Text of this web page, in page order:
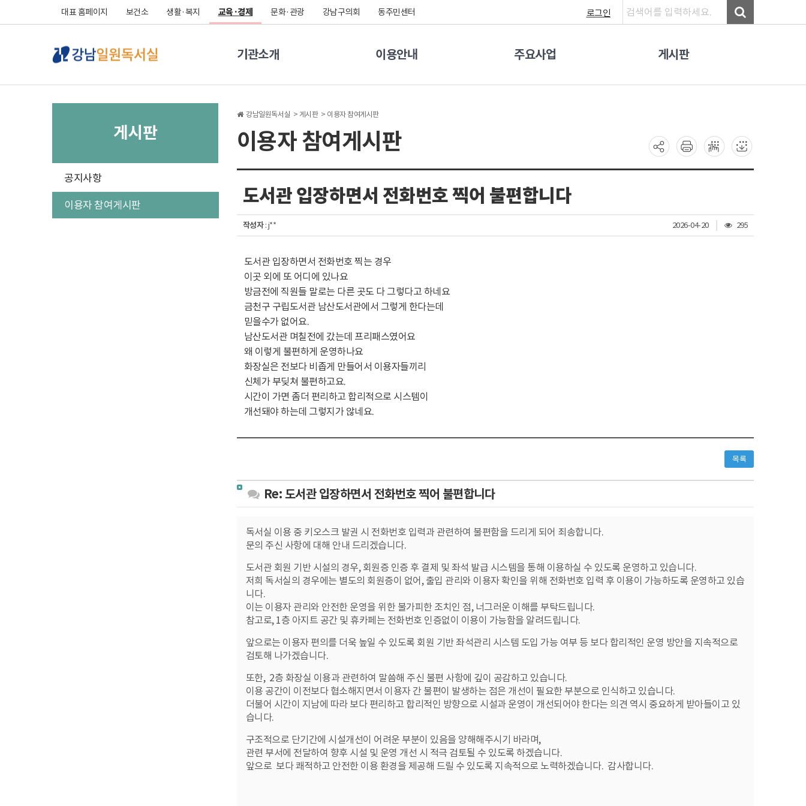
대표 홈페이지 보건소 생활·복지 교육·경제 문화·관광 강남구의회 동주민센터
기관소개 이용안내 주요사업 게시판
로그인
게시판
공지사항
이용자 참여게시판
강남일원독서실 > 게시판 > 이용자 참여게시판
이용자 참여게시판
분
선
도서관 입장하면서 전화번호 찍어 불편합니다
작성자: j** 2026-04-20
조
회
295
도서관 입장하면서 전화번호 찍는 경우
이곳 외에 또 어디에 있나요
방금전에 직원들 말로는 다른 곳도 다 그렇다고 하네요
금천구 구립도서관 남산도서관에서 그렇게 한다는데
믿을수가 없어요.
남산도서관 며칠전에 갔는데 프리패스였어요
왜 이렇게 불편하게 운영하나요
화장실은 전보다 비좁게 만들어서 이용자들끼리
신체가 부딪쳐 불편하고요.
시간이 가면 좀더 편리하고 합리적으로 시스템이
개선돼야 하는데 그렇지가 않네요.
목록
Re: 도서관 입장하면서 전화번호 찍어 불편합니다
독서실 이용 중 키오스크 발권 시 전화번호 입력과 관련하여 불편함을 드리게 되어 죄송합니다.
문의 주신 사항에 대해 안내 드리겠습니다.
도서관 회원 기반 시설의 경우, 회원증 인증 후 결제 및 좌석 발급 시스템을 통해 이용하실 수 있도록 운영하고 있습니다.
저희 독서실의 경우에는 별도의 회원증이 없어, 출입 관리와 이용자 확인을 위해 전화번호 입력 후 이용이 가능하도록 운영하고 있습
니다.
이는 이용자 관리와 안전한 운영을 위한 불가피한 조치인 점, 너그러운 이해를 부탁드립니다.
참고로, 1층 아지트 공간 및 휴카페는 전화번호 인증없이 이용이 가능함을 알려드립니다.
앞으로는 이용자 편의를 더욱 높일 수 있도록 회원 기반 좌석관리 시스템 도입 가능 여부 등 보다 합리적인 운영 방안을 지속적으로
검토해 나가겠습니다.
또한, 2층 화장실 이용과 관련하여 말씀해 주신 불편 사항에 깊이 공감하고 있습니다.
이용 공간이 이전보다 협소해지면서 이용자 간 불편이 발생하는 점은 개선이 필요한 부분으로 인식하고 있습니다.
더불어 시간이 지남에 따라 보다 편리하고 합리적인 방향으로 시설과 운영이 개선되어야 한다는 의견 역시 중요하게 받아들이고 있
습니다.
구조적으로 단기간에 시설개선이 어려운 부분이 있음을 양해해주시기 바라며,
관련 부서에 전달하여 향후 시설 및 운영 개선 시 적극 검토될 수 있도록 하겠습니다.
앞으로 보다 쾌적하고 안전한 이용 환경을 제공해 드릴 수 있도록 지속적으로 노력하겠습니다. 감사합니다.